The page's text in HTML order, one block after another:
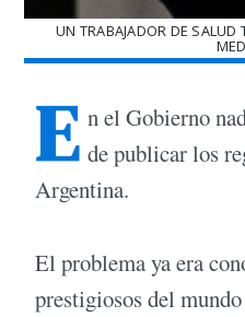
UN TRABAJADOR DE SALUD
E n el Gobierno
de publicar los
Argentina.
El problema ya era
prestigiosos del